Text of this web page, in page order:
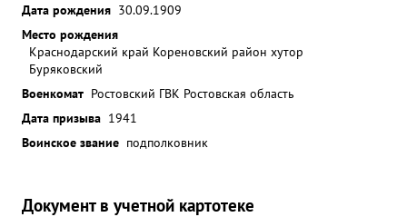
Дата рождения 30.09.1909
Место рождения
Краснодарский край Кореновский район хутор
Буряковский
Военкомат Ростовский ГВК Ростовская область
Дата призыва 1941
Воинское звание подполковник
Документ в учетной картотеке